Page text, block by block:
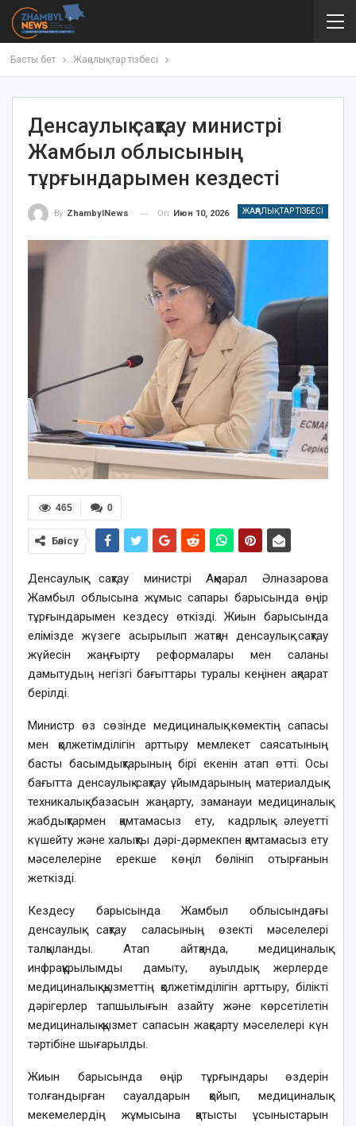
Басты бет Жаңалықтар тізбесі
Денсаулық сақтау министрі
Жамбыл облысының
тұрғындарымен кездесті
ЖАҢАЛЫҚТАР ТІЗБЕСІ
By ZhambylNews On Июн 10, 2026
0
465
Бөлісу
Денсаулық сақтау министрі Ақмарал Әлназарова
Жамбыл облысына жұмыс сапары барысында өңір
тұрғындарымен кездесу өткізді. Жиын барысында
елімізде жүзеге асырылып жатқан денсаулық сақтау
жүйесін жаңғырту реформалары мен саланы
дамытудың негізгі бағыттары туралы кеңінен ақпарат
берілді.
Министр өз сөзінде медициналық көмектің сапасы
мен қолжетімділігін арттыру мемлекет саясатының
басты басымдықтарының бірі екенін атап өтті. Осы
бағытта денсаулық сақтау ұйымдарының материалдық-
техникалық базасын жаңарту, заманауи медициналық
жабдықтармен қамтамасыз ету, кадрлық әлеуетті
күшейту және халықты дәрі-дәрмекпен қамтамасыз ету
мәселелеріне ерекше көңіл бөлініп отырғанын
жеткізді.
Кездесу барысында Жамбыл облысындағы
денсаулық сақтау саласының өзекті мәселелері
талқыланды. Атап айтқанда, медициналық
инфрақұрылымды дамыту, ауылдық жерлерде
медициналық қызметтің қолжетімділігін арттыру, білікті
дәрігерлер тапшылығын азайту және көрсетілетін
медициналық қызмет сапасын жақсарту мәселелері күн
тәртібіне шығарылды.
Жиын барысында өңір тұрғындары өздерін
толғандырған сауалдарын қойып, медициналық
мекемелердің жұмысына қатысты ұсыныстарын